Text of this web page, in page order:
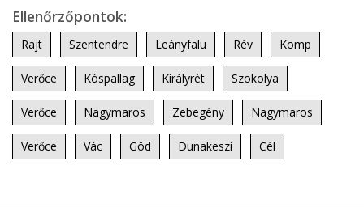
Ellenőrzőpontok:
Rajt Szentendre Leányfalu Rév Komp
Verőce Kóspallag Királyrét Szokolya
Verőce Nagymaros Zebegény Nagymaros
Verőce Vác Göd Dunakeszi Cél